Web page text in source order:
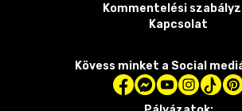
Kommentelési
Kapcsolat
Kövess minket a Social